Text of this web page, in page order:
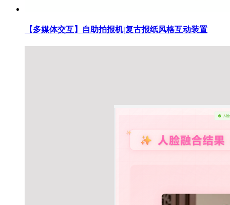
【多媒体交互】自助拍报机|复古报纸风格互动装置